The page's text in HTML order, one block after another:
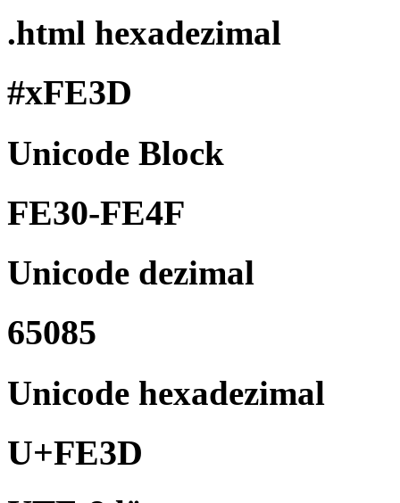
.html hexadezimal
#xFE3D
Unicode Block
FE30-FE4F
Unicode dezimal
65085
Unicode hexadezimal
U+FE3D